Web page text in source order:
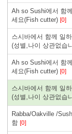
Ah so Sushi에서 함
세요(Fish cutter) [0]
스시바에서 함께 일
(성별,나이 상관없습
Ah so Sushi에서 함
세요(Fish cutter) [0]
스시바에서 함께 일
(성별,나이 상관없습
Rabba/Oakville /
함 [0]